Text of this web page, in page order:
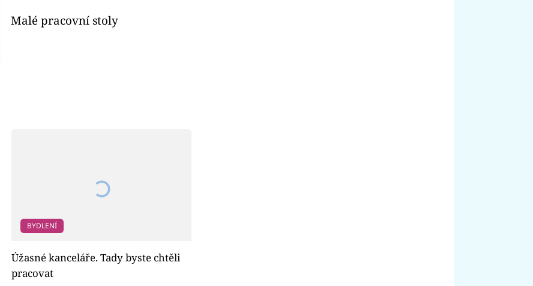
Malé pracovní stoly
BYDLENÍ
Úžasné kanceláře. Tady byste chtěli
pracovat